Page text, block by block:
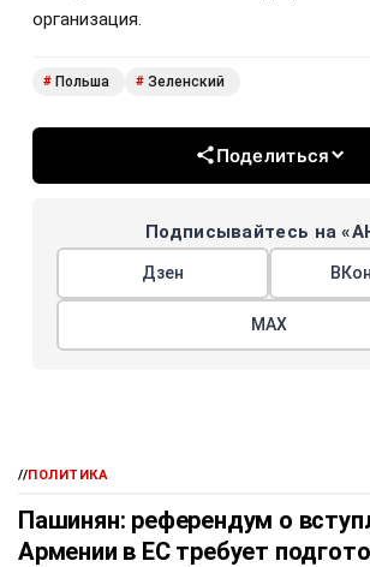
организация.
# Польша # Зеленский
Поделиться
Подписывайтесь на
Дзен
МАХ
//ПОЛИТИКА
Пашинян: референдум о
Армении в ЕС требует